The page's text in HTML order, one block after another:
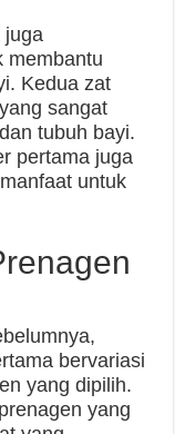
juga
membantu
Kedua zat
sangat
tubuh bayi.
pertama juga
untuk
bervariasi
yang dipilih.
yang